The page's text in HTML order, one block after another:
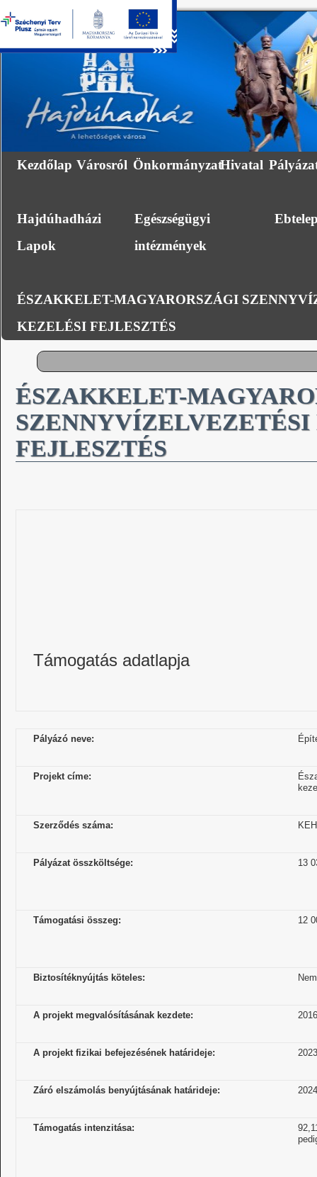
Kezdőlap Városról ÖnkormányzatHivatal
Hajdúhadházi
Lapok
Egészségügyi
intézmények
ÉSZAKKELET-MAGYARORSZÁGI
KEZELÉSI FEJLESZTÉS
ÉSZAKKELET-
SZENNYVÍZELVEZETÉSI
FEJLESZTÉS
Támogatás adatlapja
Pályázó neve:
Projekt címe:
Szerződés száma:
Pályázat összköltsége: 13
Támogatási összeg: 12
Biztosítéknyújtás köteles: Nem
A projekt megvalósításának kezdete:
A projekt fizikai befejezésének határideje:
Záró elszámolás benyújtásának határideje:
Támogatás intenzitása: